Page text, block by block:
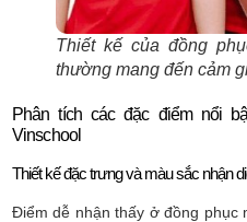
Thiết kế của đồng
thường mang đến cảm
Phân tích các đặc điểm nổi
Vinschool
Thiết kế đặc trưng và màu sắc nhận
Điểm dễ nhận thấy ở đồng phục